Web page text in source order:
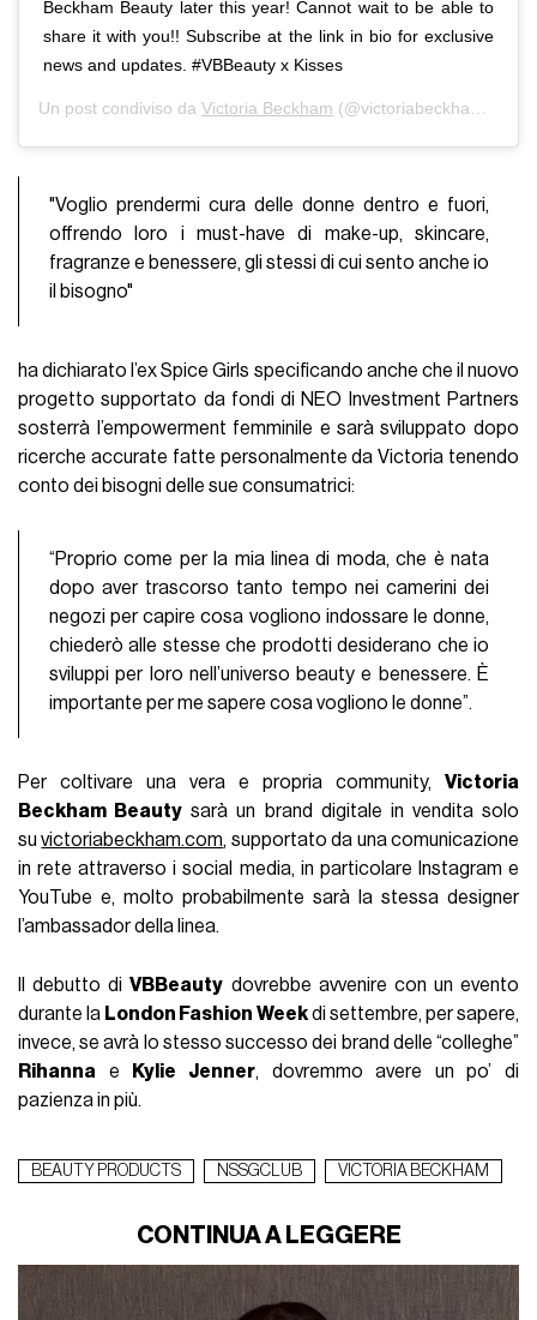
Beckham Beauty later this year! Cannot wait to be able to
share it with you!! Subscribe at the link in bio for exclusive
news and updates. #VBBeauty x Kisses
Un post condiviso daVictoria Beckham (@victoriabeckham) in data:
"Voglio prendermi cura delle donne dentro e fuori,
offrendo loro i must-have di make-up, skincare,
fragranze e benessere, gli stessi di cui sento anche io
il bisogno"
ha dichiarato l’ex Spice Girls specificando anche che il nuovo
progetto supportato da fondi di NEO Investment Partners
sosterrà l’empowerment femminile e sarà sviluppato dopo
ricerche accurate fatte personalmente da Victoria tenendo
conto dei bisogni delle sue consumatrici:
“Proprio come per la mia linea di moda, che è nata
dopo aver trascorso tanto tempo nei camerini dei
negozi per capire cosa vogliono indossare le donne,
chiederò alle stesse che prodotti desiderano che io
sviluppi per loro nell’universo beauty e benessere. È
importante per me sapere cosa vogliono le donne”.
Per coltivare una vera e propria community, Victoria
Beckham Beauty sarà un brand digitale in vendita solo
suvictoriabeckham.com, supportato da una comunicazione
in rete attraverso i social media, in particolare Instagram e
YouTube e, molto probabilmente sarà la stessa designer
l’ambassador della linea.
Il debutto diVBBeauty dovrebbe avvenire con un evento
durante la London Fashion Weekdi settembre, per sapere,
invece, se avrà lo stesso successo dei brand delle “colleghe”
Rihanna e Kylie Jenner, dovremmo avere un po’ di
pazienza in più.
BEAUTY PRODUCTS NSSGCLUB VICTORIA BECKHAM
CONTINUA A LEGGERE